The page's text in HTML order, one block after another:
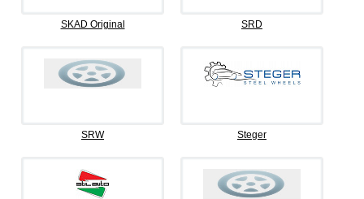
SKAD Original SRD
SRW Steger